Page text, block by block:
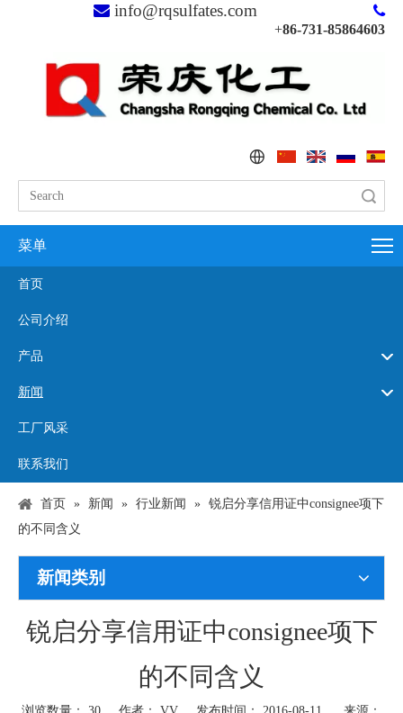
 info@rqsulfates.com 
+86-731-85864603
菜单
首页
公司介绍
产品
新闻
工厂风采
联系我们
首页 » 新闻 » 行业新闻 » 锐启分享信用证中consignee项下
的不同含义
新闻类别
锐启分享信用证中consignee项下
的不同含义